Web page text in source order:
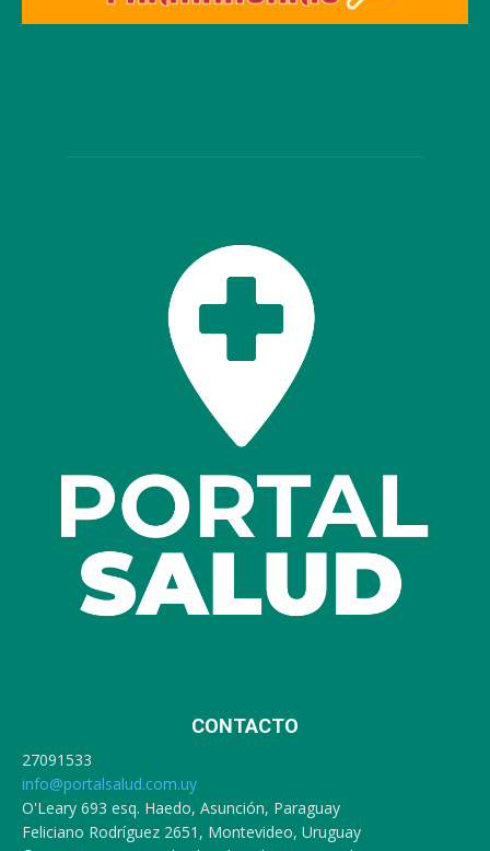
CONTACTO
27091533
info@portalsalud.com.uy
O'Leary 693 esq. Haedo, Asunción, Paraguay
Feliciano Rodríguez 2651, Montevideo, Uruguay